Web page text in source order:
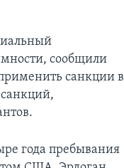
сообщили
санкции в
года пребывания